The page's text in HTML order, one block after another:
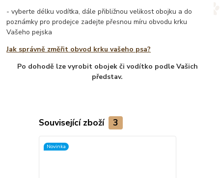
- vyberte délku vodítka, dále přibližnou velikost obojku a do
poznámky pro prodejce zadejte přesnou míru obvodu krku
Vašeho pejska
Jak správně změřit obvod krku vašeho psa?
Po dohodě lze vyrobit obojek či vodítko podle Vašich
představ.
Související zboží 3
Novinka